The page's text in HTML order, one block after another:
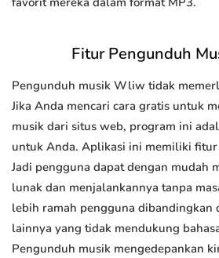
Fitur Pengunduh
Pengunduh musik Wliw tidak
Jika Anda mencari cara gratis untuk
musik dari situs web, program ini
untuk Anda. Aplikasi ini memiliki
Jadi pengguna dapat dengan mudah
lunak dan menjalankannya tanpa
lebih ramah pengguna dibandingkan
lainnya yang tidak mendukung
Pengunduh musik mengedepankan